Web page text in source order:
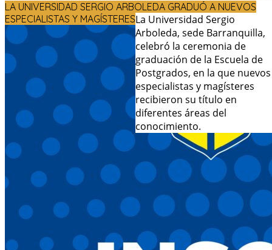
LA UNIVERSIDAD SERGIO ARBOLEDA GRADUÓ A NUEVOS
ESPECIALISTAS Y MAGÍSTERESLa Universidad Sergio
Arboleda, sede Barranquilla,
celebró la ceremonia de
graduación de la Escuela de
Postgrados, en la que nuevos
especialistas y magísteres
recibieron su título en
diferentes áreas del
conocimiento.